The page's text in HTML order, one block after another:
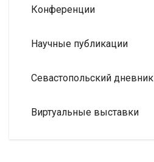
Конференции
Научные публикации
Севастопольский дневник
Виртуальные выставки